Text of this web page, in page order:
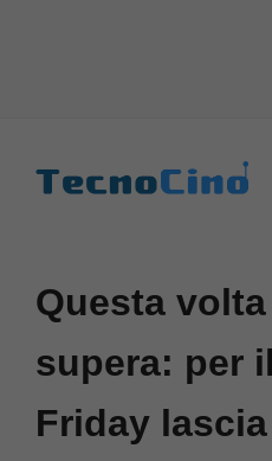
Questa
supera: per
Friday